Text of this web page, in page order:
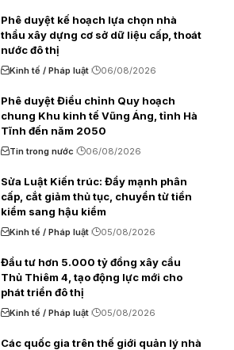
Phê duyệt kế hoạch lựa chọn nhà
thầu xây dựng cơ sở dữ liệu cấp, thoát
nước đô thị
Kinh tế / Pháp luật 06/08/2026
Phê duyệt Điều chỉnh Quy hoạch
chung Khu kinh tế Vũng Áng, tỉnh Hà
Tĩnh đến năm 2050
Tin trong nước 06/08/2026
Sửa Luật Kiến trúc: Đẩy mạnh phân
cấp, cắt giảm thủ tục, chuyển từ tiền
kiểm sang hậu kiểm
Kinh tế / Pháp luật 05/08/2026
Đầu tư hơn 5.000 tỷ đồng xây cầu
Thủ Thiêm 4, tạo động lực mới cho
phát triển đô thị
Kinh tế / Pháp luật 05/08/2026
Các quốc gia trên thế giới quản lý nhà